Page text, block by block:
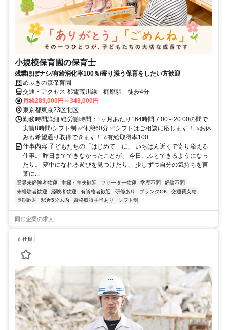
小規模保育園の保育士
残業ほぼナシ/有給消化率100％/寄り添う保育をしたい方歓迎
めぶきの森保育園
交通・アクセス 都電荒川線「梶原駅」徒歩4分
月給289,000円～349,000円
東京都東京23区北区
勤務時間詳細 総労働時間：1ヶ月あたり164時間 7:00～20:00の間で
実働8時間/シフト制 ✅休憩60分 ✅シフトはご相談に応じます！ ⭐お休
みも希望通り取得できます！ ⭐有給取得率100...
仕事内容 子どもたちの「はじめて」に、 いちばん近くで寄り添える
仕事。 昨日までできなかったことが、 今日、ふとできるようになっ
たり。 夢中になれる遊びを見つけたり、 少しずつ自分の気持ちを言
葉に...
業界未経験者歓迎 主婦・主夫歓迎 フリーター歓迎 学歴不問
経験不問
未経験者歓迎
経験者歓迎 有資格者歓迎 研修あり ブランクOK
交通費支給
長期歓迎
駅近5分以内 資格取得手当あり シフト制
同じ企業の求人
正社員